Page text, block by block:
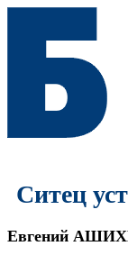
Ситец
Евгений